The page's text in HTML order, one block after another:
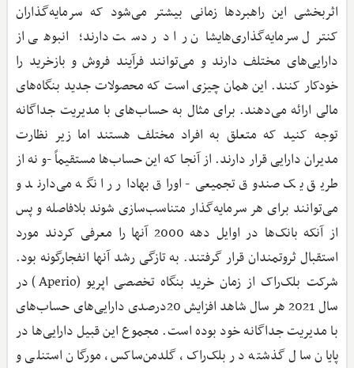
اثربخشی این راهبردها زمانی بیشتر می‌شود که سرمایه‌گذاران
کنترل سرمایه‌گذاری‌هایشان را در دست دارند؛‌ انبوهی از
دارایی‌های مختلف دارند و می‌توانند فرآیند فروش و بازخرید را
خودکار کنند. این همان چیزی است که محصولات جدید بنگاه‌های
مالی ارائه می‌دهند. برای مثال به حساب‌های با مدیریت جداگانه
توجه کنید که متعلق به افراد مختلف هستند اما زیر نظارت
مدیران دارایی قرار دارند. از آنجا که این حساب‌ها مستقیماً -و نه از
طریق یک صندوق تجمیعی- اوراق بهادار را نگه می‌دارند و
می‌توانند برای هر سرمایه‌گذار متناسب‌سازی شوند بلافاصله و پس
از آنکه بانک‌ها در اوایل دهه 2000 آنها را معرفی کردند مورد
استقبال ثروتمندان قرار گرفتند. به تازگی رشد آنها انفجارگونه بود.
شرکت بلک‌راک از زمان خرید بنگاه تخصصی اپریو (Aperio) در
سال 2021 هر سال شاهد افزایش 20درصدی دارایی‌های حساب‌های
با مدیریت جداگانه خود بوده است. مجموع این قبیل دارایی‌ها در
پایان سال گذشته در بلک‌راک، گلدمن‌ساکس، مورگان استنلی و